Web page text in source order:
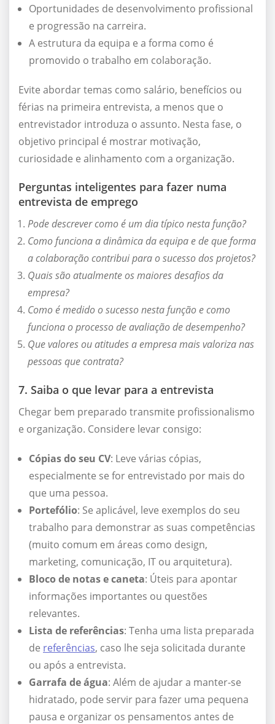
Oportunidades de desenvolvimento profissional
e progressão na carreira.
A estrutura da equipa e a forma como é
promovido o trabalho em colaboração.
Evite abordar temas como salário, benefícios ou
férias na primeira entrevista, a menos que o
entrevistador introduza o assunto. Nesta fase, o
objetivo principal é mostrar motivação,
curiosidade e alinhamento com a organização.
Perguntas inteligentes para fazer numa
entrevista de emprego
Pode descrever como é um dia típico nesta função?
Como funciona a dinâmica da equipa e de que forma
a colaboração contribui para o sucesso dos projetos?
Quais são atualmente os maiores desafios da
empresa?
Como é medido o sucesso nesta função e como
funciona o processo de avaliação de desempenho?
Que valores ou atitudes a empresa mais valoriza nas
pessoas que contrata?
7. Saiba o que levar para a entrevista
Chegar bem preparado transmite profissionalismo
e organização. Considere levar consigo:
Cópias do seu CV: Leve várias cópias,
especialmente se for entrevistado por mais do
que uma pessoa.
Portefólio: Se aplicável, leve exemplos do seu
trabalho para demonstrar as suas competências
(muito comum em áreas como design,
marketing, comunicação, IT ou arquitetura).
Bloco de notas e caneta: Úteis para apontar
informações importantes ou questões
relevantes.
Lista de referências: Tenha uma lista preparada
de referências, caso lhe seja solicitada durante
ou após a entrevista.
Garrafa de água: Além de ajudar a manter-se
hidratado, pode servir para fazer uma pequena
pausa e organizar os pensamentos antes de